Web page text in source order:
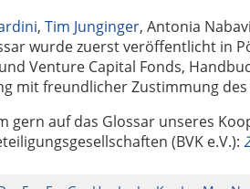
, Tim Junginger, Antonia
wurde zuerst veröffentlicht in
Venture Capital Fonds,
mit freundlicher Zustimmung des
gern auf das Glossar unseres
(BVK e.V.):